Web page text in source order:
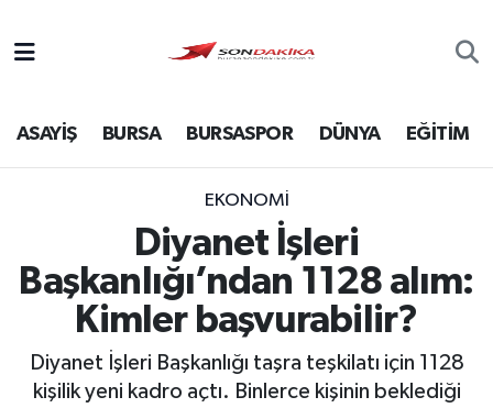
ASAYİŞ BURSA BURSASPOR DÜNYA EĞİTİM
EKONOMİ
Diyanet İşleri
Başkanlığı’ndan 1128 alım:
Kimler başvurabilir?
Diyanet İşleri Başkanlığı taşra teşkilatı için 1128
kişilik yeni kadro açtı. Binlerce kişinin beklediği
Bursa
Ekonomi
Foto Galeri
Genel